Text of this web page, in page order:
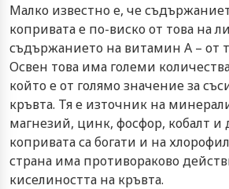
Малко известно е, че
копривата е по-виско от това на
съдържанието на витамин А – от
Освен това има големи
който е от голямо значение за
кръвта. Тя е източник на
магнезий, цинк, фосфор, кобалт и
копривата са богати и на
страна има противораково
киселиността на кръвта.